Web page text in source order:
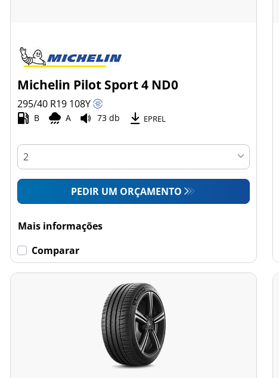
Michelin Pilot Sport 4 ND0
295/40 R19 108Y
B A 73 db EPREL
PEDIR UM ORÇAMENTO
Mais informações
Comparar